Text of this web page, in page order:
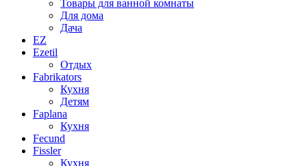
Товары для ванной комнаты
Для дома
Дача
EZ
Ezetil
Отдых
Fabrikators
Кухня
Детям
Faplana
Кухня
Fecund
Fissler
Кухня